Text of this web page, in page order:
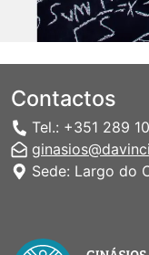
Contactos
Tel.: +351 289
Sede: Largo do